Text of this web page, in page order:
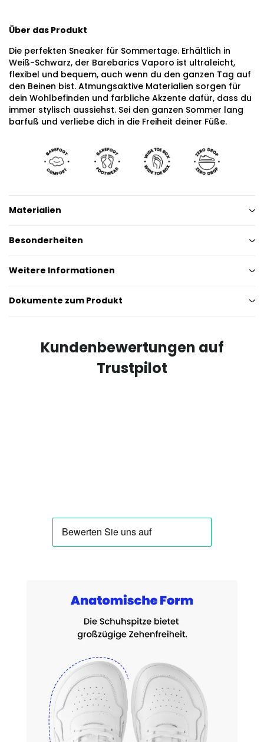
Über das Produkt
Die perfekten Sneaker für Sommertage. Erhältlich in
Weiß-Schwarz, der Barebarics Vaporo ist ultraleicht,
flexibel und bequem, auch wenn du den ganzen Tag auf
den Beinen bist. Atmungsaktive Materialien sorgen für
dein Wohlbefinden und farbliche Akzente dafür, dass du
immer stylisch aussiehst. Sei den ganzen Sommer lang
barfuß und verliebe dich in die Freiheit deiner Füße.
Materialien
Besonderheiten
Weitere Informationen
Dokumente zum Produkt
Kundenbewertungen auf
Trustpilot